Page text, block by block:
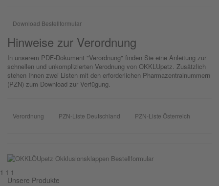
Download Bestellformular
Hinweise zur Verordnung
In unserem PDF-Dokument "Verordnung" finden Sie eine Anleitung zur
schnellen und unkomplizierten Verodnung von OKKLUpetz. Zusätzlich
stehen Ihnen zwei Listen mit den erforderlichen Pharmazentralnummern
(PZN) zum Download zur Verfügung.
Verordnung PZN-Liste Deutschland PZN-Liste Österreich
1 1 1
Unsere Produkte